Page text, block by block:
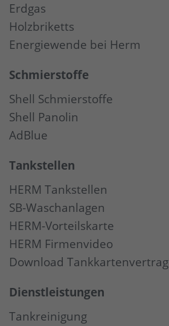
Erdgas
Holzbriketts
Energiewende bei Herm
Schmierstoffe
Shell Schmierstoffe
Shell Panolin
AdBlue
Tankstellen
HERM Tankstellen
SB-Waschanlagen
HERM-Vorteilskarte
HERM Firmenvideo
Download Tankkartenvertrag
Dienstleistungen
Tankreinigung